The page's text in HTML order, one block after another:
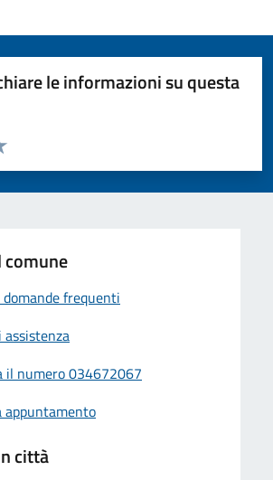
le informazioni su questa
pagina
5 stelle su 5
4 stelle su 5
su 5
su 5
domande frequenti
assistenza
il numero 034672067
appuntamento
città